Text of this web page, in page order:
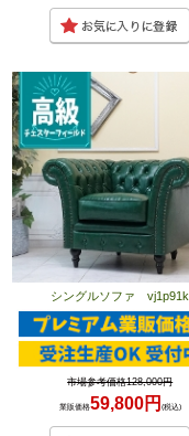
シングルソファ vj1p91k
市場参考価格128,000円
業販価格59,800円 (税込)